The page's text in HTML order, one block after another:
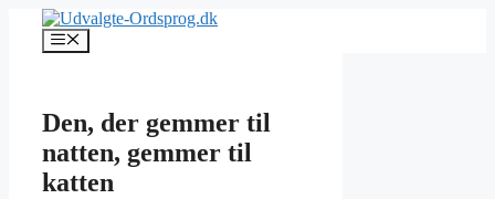
indhold
Menu
Den, der gemmer til
natten, gemmer til
katten